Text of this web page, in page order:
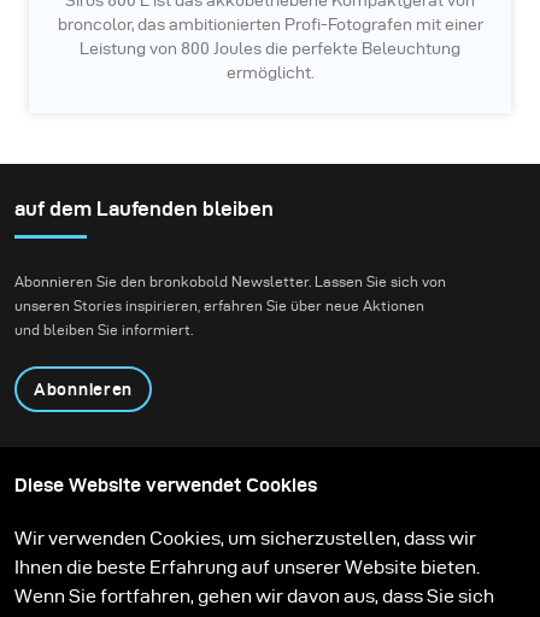
broncolor, das ambitionierten Profi-Fotografen mit einer
Leistung von 800 Joules die perfekte Beleuchtung
ermöglicht.
auf dem Laufenden bleiben
Abonnieren Sie den bronkobold Newsletter. Lassen Sie sich von
unseren Stories inspirieren, erfahren Sie über neue Aktionen
und bleiben Sie informiert.
Abonnieren
Produkte
Content teilen
Stories
Aktionen
Feedback
Lernen
Service
Kontakt
Diese Website verwendet Cookies
Wir verwenden Cookies, um sicherzustellen, dass wir
Ihnen die beste Erfahrung auf unserer Website bieten.
Wenn Sie fortfahren, gehen wir davon aus, dass Sie sich